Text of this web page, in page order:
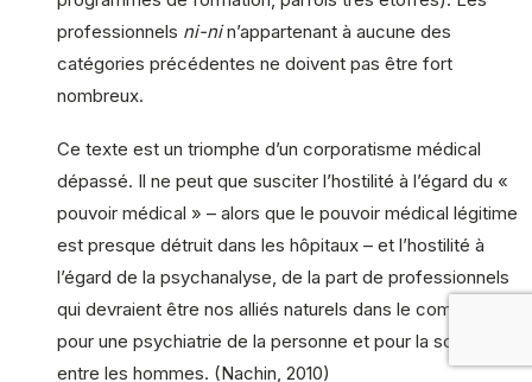
professionnels ni-nin’appartenant à aucune des
catégories précédentes ne doivent pas être fort
nombreux.
Ce texte est un triomphe d’un corporatisme médical
dépassé. Il ne peut que susciter l’hostilité à l’égard du «
pouvoir médical » – alors que le pouvoir médical légitime
est presque détruit dans les hôpitaux – et l’hostilité à
l’égard de la psychanalyse, de la part de professionnels
qui devraient être nos alliés naturels dans le combat
pour une psychiatrie de la personne et pour la solidarité
entre les hommes. (Nachin, 2010)